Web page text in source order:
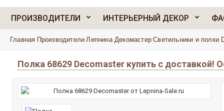
ПРОИЗВОДИТЕЛИ ИНТЕРЬЕРНЫЙ ДЕКОР
Главная Производители Лепнина Декомастер Светильники и полки
Полка 68629 Decomaster купить с доставкой!